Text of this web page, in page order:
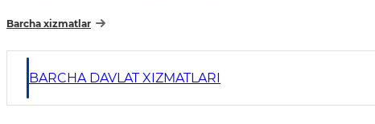
Barcha xizmatlar
BARCHA DAVLAT XIZMATLARI